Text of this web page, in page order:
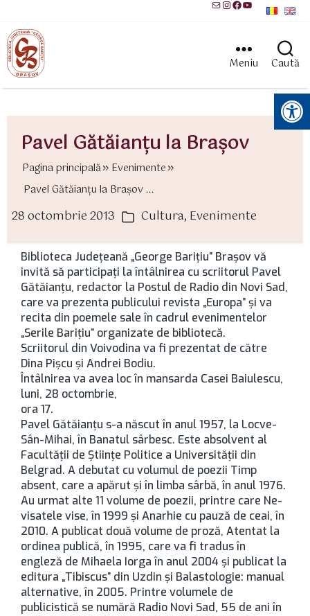
MailInstagram
Facebook
YouTube
Meniu Caută
Instrumente pentru accesibilitate
Pavel Gătăianţu la Braşov
Pagina principală
Evenimente
Pavel Gătăianţu la Braşov ...
28 octombrie 2013 Categorii
Cultura, Evenimente
Biblioteca Judeţeană „George Bariţiu” Braşov vă
invită să participaţi la întâlnirea cu scriitorul Pavel
Gătăianţu, redactor la Postul de Radio din Novi Sad,
care va prezenta publicului revista „Europa” şi va
recita din poemele sale în cadrul evenimentelor
„Serile Bariţiu” organizate de bibliotecă.
Scriitorul din Voivodina va fi prezentat de către
Dina Pişcu şi Andrei Bodiu.
Întâlnirea va avea loc în mansarda Casei Baiulescu,
luni, 28 octombrie,
ora 17.
Pavel Gătăianţu s-a născut în anul 1957, la Locve-
Sân-Mihai, în Banatul sârbesc. Este absolvent al
Facultăţii de Ştiinţe Politice a Universităţii din
Belgrad. A debutat cu volumul de poezii Timp
absent, care a apărut şi în limba sârbă, în anul 1976.
Au urmat alte 11 volume de poezii, printre care Ne-
visatele vise, în 1999 şi Anarhie cu pauză de ceai, în
2010. A publicat două volume de proză, Atentat la
ordinea publică, în 1995, care va fi tradus în
engleză de Mihaela Iorga în anul 2004 şi publicat la
editura „Tibiscus” din Uzdin şi Balastologie: manual
alternative, în 2005. Printre volumele de
publicistică se numără Radio Novi Sad, 55 de ani în